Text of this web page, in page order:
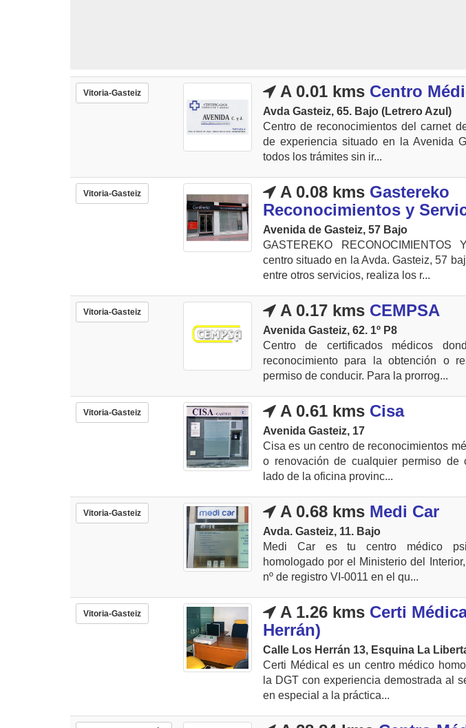
Vitoria-Gasteiz A 0.01 kms Centro
Avda Gasteiz, 65. Bajo (Letrero Azul)
Centro de reconocimientos del carnet
de experiencia situado en la Avenida
todos los trámites sin ir...
Vitoria-Gasteiz A 0.08 kms Gastereko
Reconocimientos y
Avenida de Gasteiz, 57 Bajo
GASTEREKO
centro situado en la Avda. Gasteiz, 57
entre otros servicios, realiza los r...
Vitoria-Gasteiz A 0.17 kms CEMPSA
Avenida Gasteiz, 62. 1º P8
Centro de certificados médicos
reconocimiento para la obtención o
permiso de conducir. Para la prorrog...
Vitoria-Gasteiz A 0.61 kms Cisa
Avenida Gasteiz, 17
Cisa es un centro de reconocimientos
o renovación de cualquier permiso de
lado de la oficina provinc...
Vitoria-Gasteiz A 0.68 kms Medi Car
Avda. Gasteiz, 11. Bajo
Medi Car es tu centro médico
homologado por el Ministerio del
nº de registro VI-0011 en el qu...
Vitoria-Gasteiz A 1.26 kms Certi
Herrán)
Calle Los Herrán 13, Esquina La
Certi Médical es un centro médico
la DGT con experiencia demostrada al
en especial a la práctica...